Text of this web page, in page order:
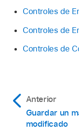
Controles de
Controles de
Controles de
Anterior
Guardar un
modificado